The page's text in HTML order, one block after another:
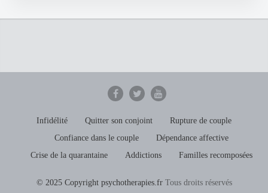
Infidélité Quitter son conjoint
Rupture de couple
Confiance dans le couple
Dépendance affective
Crise de la quarantaine
Addictions Familles recomposées
© 2025 Copyright psychotherapies.frTous droits réservés